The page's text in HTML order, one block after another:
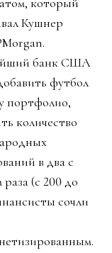
Кушнер
банк США
футбол
портфолио,
количество
в два с
(с 200 до
сочли